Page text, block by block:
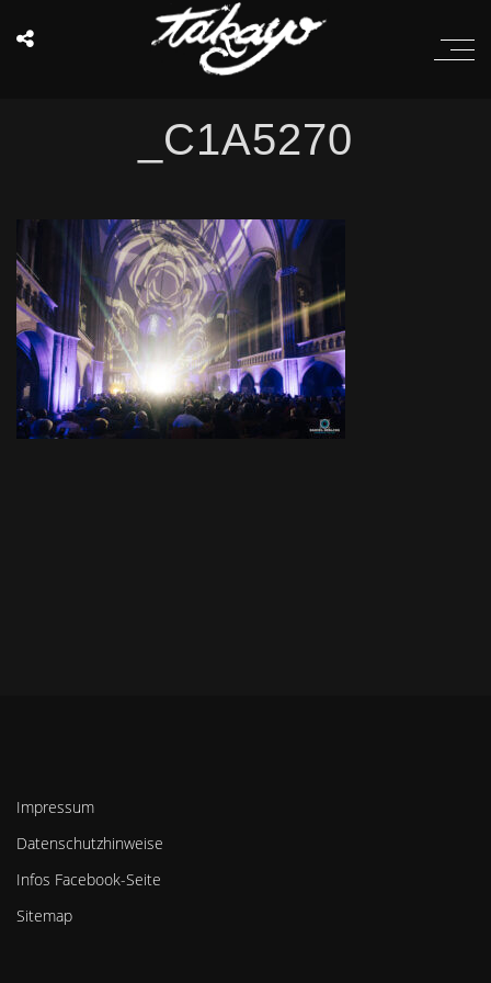
_C1A5270
Impressum
Datenschutzhinweise
Infos Facebook-Seite
Sitemap